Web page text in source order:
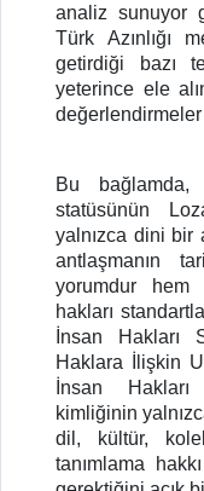
analiz sunuyor
Türk Azınlığı
getirdiği bazı
yeterince ele
değerlendirmeler
Bu bağlamda,
statüsünün
yalnızca dini bir
antlaşmanın
yorumdur hem
hakları
İnsan Hakları
Haklara İlişkin
İnsan Hakları
kimliğinin
dil, kültür,
tanımlama